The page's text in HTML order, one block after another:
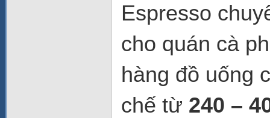
Espresso
cho quán cà
hàng đồ uống
chế từ 240 –